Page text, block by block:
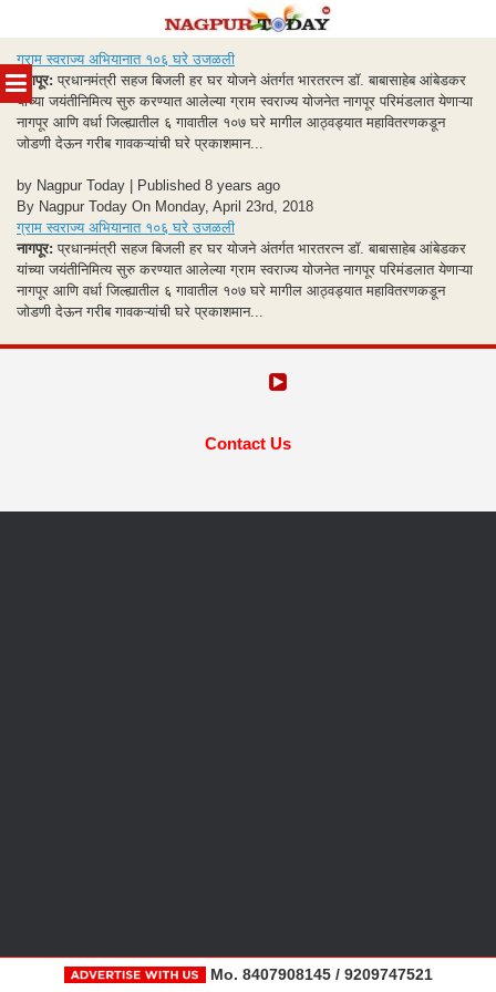
MENU
to
content
ग्राम स्वराज्य अभियानात १०६ घरे उजळली
नागपूर: प्रधानमंत्री सहज बिजली हर घर योजने अंतर्गत भारतरत्न डॉ. बाबासाहेब आंबेडकर
यांच्या जयंतीनिमित्य सुरु करण्यात आलेल्या ग्राम स्वराज्य योजनेत नागपूर परिमंडलात येणाऱ्या
नागपूर आणि वर्धा जिल्ह्यातील ६ गावातील १०७ घरे मागील आठ्वड्यात महावितरणकडून
जोडणी देऊन गरीब गावकऱ्यांची घरे प्रकाशमान...
by Nagpur Today | Published 8 years ago
By Nagpur Today On Monday, April 23rd, 2018
ग्राम स्वराज्य अभियानात १०६ घरे उजळली
नागपूर: प्रधानमंत्री सहज बिजली हर घर योजने अंतर्गत भारतरत्न डॉ. बाबासाहेब आंबेडकर
यांच्या जयंतीनिमित्य सुरु करण्यात आलेल्या ग्राम स्वराज्य योजनेत नागपूर परिमंडलात येणाऱ्या
नागपूर आणि वर्धा जिल्ह्यातील ६ गावातील १०७ घरे मागील आठ्वड्यात महावितरणकडून
जोडणी देऊन गरीब गावकऱ्यांची घरे प्रकाशमान...
Contact Us
Mo. 8407908145 / 9209747521